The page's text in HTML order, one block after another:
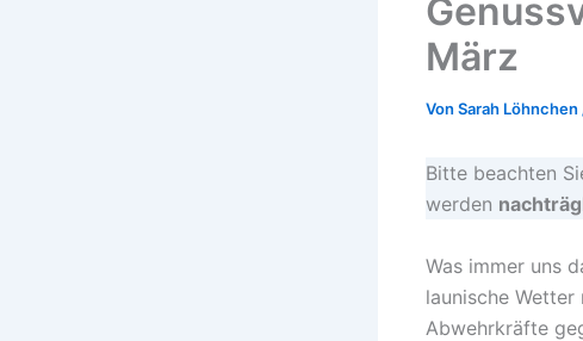
März
Von Sarah Löhnchen
Bitte beachten
werden
Was immer uns
launische
Abwehrkräfte